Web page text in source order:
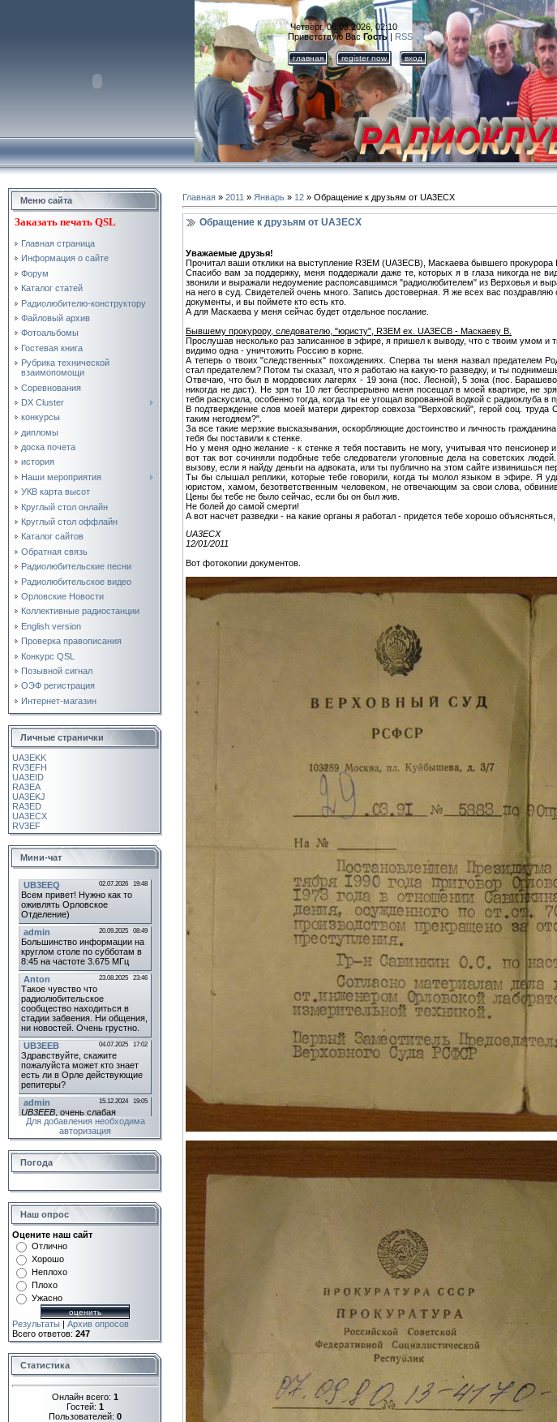
Четверг, 06.08.2026, 02:10
Приветствую Вас Гость| RSS
главная register now вход
Меню сайта
Заказать печать QSL
Главная страница
Информация о сайте
Форум
Каталог статей
Радиолюбителю-конструктору
Файловый архив
Фотоальбомы
Гостевая книга
Рубрика технической
взаимопомощи
Соревнования
DX Cluster
конкурсы
дипломы
доска почета
история
Наши мероприятия
УКВ карта высот
Круглый стол онлайн
Круглый стол оффлайн
Каталог сайтов
Обратная связь
Радиолюбительские песни
Радиолюбительское видео
Орловские Новости
Коллективные радиостанции
English version
Проверка правописания
Конкурс QSL
Позывной сигнал
ОЭФ регистрация
Интернет-магазин
Личные странички
UA3EKK
RV3EFH
UA3EID
RA3EA
UA3EKJ
RA3ED
UA3ECX
RV3EF
Мини-чат
Для добавления необходима
авторизация
Погода
Наш опрос
Оцените наш сайт
Отлично
Хорошо
Неплохо
Плохо
Ужасно
Результаты | Архив опросов
Всего ответов: 247
Статистика
Онлайн всего: 1
Гостей: 1
Пользователей: 0
Главная » 2011 » Январь » 12 » Обращение к друзьям от UA3ECX
Обращение к друзьям от UA3ECX
Уважаемые друзья!
Прочитал ваши отклики на выступление R3EM (UA3ECB), Маскаева бывшего прокурора
Спасибо вам за поддержку, меня поддержали даже те, которых я в глаза никогда не
звонили и выражали недоумение распоясавшимся "радиолюбителем" из Верховья и
на него в суд. Свидетелей очень много. Запись достоверная. Я же всех вас
документы, и вы поймете кто есть кто.
А для Маскаева у меня сейчас будет отдельное послание.
Бывшему прокурору, следователю, "юристу", R3EM ex. UA3ECB - Маскаеву В.
Прослушав несколько раз записанное в эфире, я пришел к выводу, что с твоим умом и
видимо одна - уничтожить Россию в корне.
А теперь о твоих "следственных" похождениях. Сперва ты меня назвал предателем
стал предателем? Потом ты сказал, что я работаю на какую-то разведку, и ты
Отвечаю, что был в мордовских лагерях - 19 зона (пос. Лесной), 5 зона (пос.
никогда не даст). Не зря ты 10 лет беспрерывно меня посещал в моей квартире, не
тебя раскусила, особенно тогда, когда ты ее угощал ворованной водкой с
В подтверждение слов моей матери директор совхоза "Верховский", герой соц.
таким негодяем?".
За все такие мерзкие высказывания, оскорбляющие достоинство и личность
тебя бы поставили к стенке.
Но у меня одно желание - к стенке я тебя поставить не могу, учитывая что
вот так вот сочиняли подобные тебе следователи уголовные дела на советских
вызову, если я найду деньги на адвоката, или ты публично на этом сайте извинишься
Ты бы слышал реплики, которые тебе говорили, когда ты молол языком в эфире. Я
юристом, хамом, безответственным человеком, не отвечающим за свои слова,
Цены бы тебе не было сейчас, если бы он был жив.
Не болей до самой смерти!
А вот насчет разведки - на какие органы я работал - придется тебе хорошо
UA3ECX
12/01/2011
Вот фотокопии документов.